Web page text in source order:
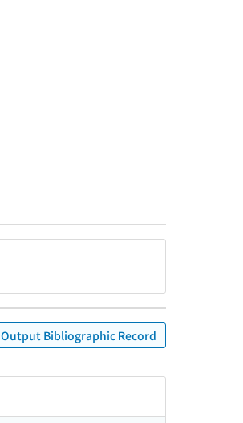
Output Bibliographic Record